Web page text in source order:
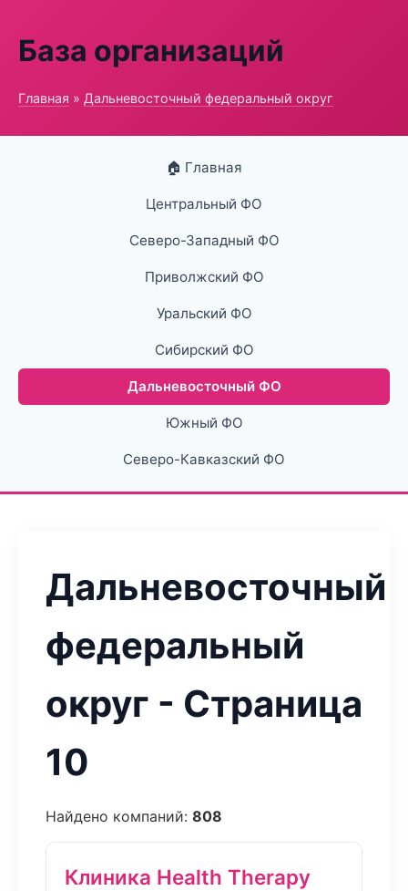
База организаций
Главная » Дальневосточный федеральный округ
🏠 Главная
Центральный ФО
Северо-Западный ФО
Приволжский ФО
Уральский ФО
Сибирский ФО
Дальневосточный ФО
Южный ФО
Северо-Кавказский ФО
Дальневосточный
федеральный
округ - Страница
10
Найдено компаний: 808
Клиника Health Therapy